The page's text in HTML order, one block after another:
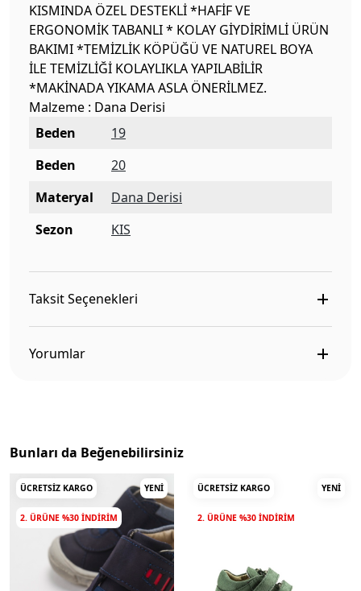
KISMINDA ÖZEL DESTEKLİ *HAFİF VE
ERGONOMİK TABANLI * KOLAY GİYDİRİMLİ ÜRÜN
BAKIMI *TEMİZLİK KÖPÜĞÜ VE NATUREL BOYA
İLE TEMİZLİĞİ KOLAYLIKLA YAPILABİLİR
*MAKİNADA YIKAMA ASLA ÖNERİLMEZ.
Malzeme : Dana Derisi
Beden
19
Beden
20
Materyal
Dana Derisi
Sezon
KIS
Taksit Seçenekleri
Yorumlar
Bunları da Beğenebilirsiniz
ÜCRETSIZ KARGO YENI
2. ÜRÜNE %30 INDIRIM
ÜCRETSIZ KARGO YENI
2. ÜRÜNE %30 INDIRIM